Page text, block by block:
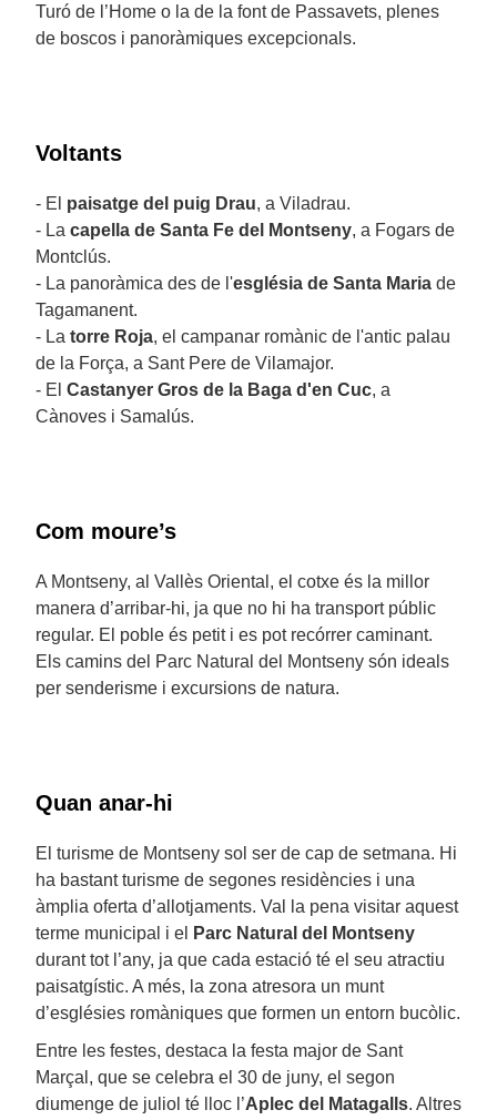
Turó de l’Home o la de la font de Passavets, plenes
de boscos i panoràmiques excepcionals.
Voltants
- El paisatge del puig Drau, a Viladrau.
- La capella de Santa Fe del Montseny, a Fogars de
Montclús.
- La panoràmica des de l'església de Santa Maria de
Tagamanent.
- La torre Roja, el campanar romànic de l'antic palau
de la Força, a Sant Pere de Vilamajor.
- El Castanyer Gros de la Baga d'en Cuc, a
Cànoves i Samalús.
Com moure’s
A Montseny, al Vallès Oriental, el cotxe és la millor
manera d’arribar-hi, ja que no hi ha transport públic
regular. El poble és petit i es pot recórrer caminant.
Els camins del Parc Natural del Montseny són ideals
per senderisme i excursions de natura.
Quan anar-hi
El turisme de Montseny sol ser de cap de setmana. Hi
ha bastant turisme de segones residències i una
àmplia oferta d’allotjaments. Val la pena visitar aquest
terme municipal i el
Parc Natural del Montseny
durant tot l’any, ja que cada estació té el seu atractiu
paisatgístic. A més, la zona atresora un munt
d’esglésies romàniques que formen un entorn bucòlic.
Entre les festes, destaca la festa major de Sant
Marçal, que se celebra el 30 de juny, el segon
diumenge de juliol té lloc l’Aplec del Matagalls. Altres